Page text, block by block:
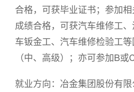
合格，可获毕业证书；参加相
成绩合格，可获汽车维修工
车钣金工、汽车维修检验工
（中、高级）；亦可参加B或
就业方向：冶金集团股份有